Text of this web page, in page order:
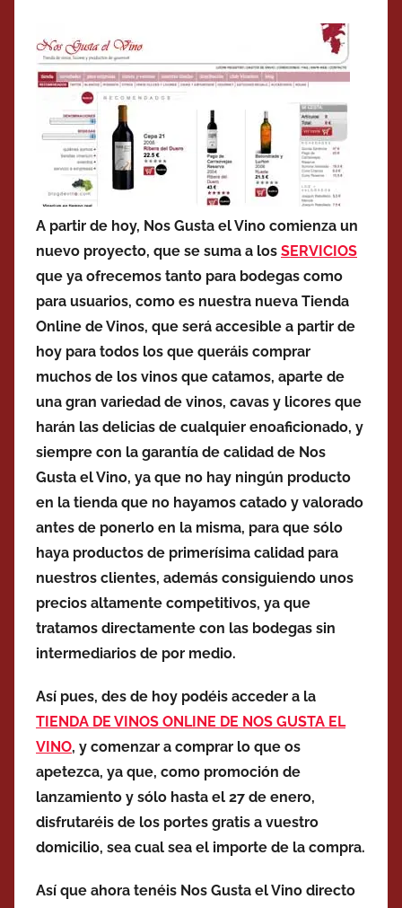
A partir de hoy, Nos Gusta el Vino comienza un
nuevo proyecto, que se suma a los SERVICIOS
que ya ofrecemos tanto para bodegas como
para usuarios, como es nuestra nueva Tienda
Online de Vinos, que será accesible a partir de
hoy para todos los que queráis comprar
muchos de los vinos que catamos, aparte de
una gran variedad de vinos, cavas y licores que
harán las delicias de cualquier enoaficionado, y
siempre con la garantía de calidad de Nos
Gusta el Vino, ya que no hay ningún producto
en la tienda que no hayamos catado y valorado
antes de ponerlo en la misma, para que sólo
haya productos de primerísima calidad para
nuestros clientes, además consiguiendo unos
precios altamente competitivos, ya que
tratamos directamente con las bodegas sin
intermediarios de por medio.
Así pues, des de hoy podéis acceder a la
TIENDA DE VINOS ONLINE DE NOS GUSTA EL
VINO, y comenzar a comprar lo que os
apetezca, ya que, como promoción de
lanzamiento y sólo hasta el 27 de enero,
disfrutaréis de los portes gratis a vuestro
domicilio, sea cual sea el importe de la compra.
Así que ahora tenéis Nos Gusta el Vino directo